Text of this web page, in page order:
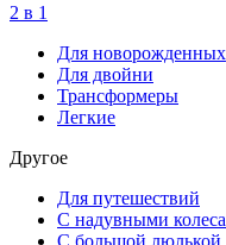
2 в 1
Для новорожденных
Для двойни
Трансформеры
Легкие
Другое
Для путешествий
С надувными
С большой люлькой